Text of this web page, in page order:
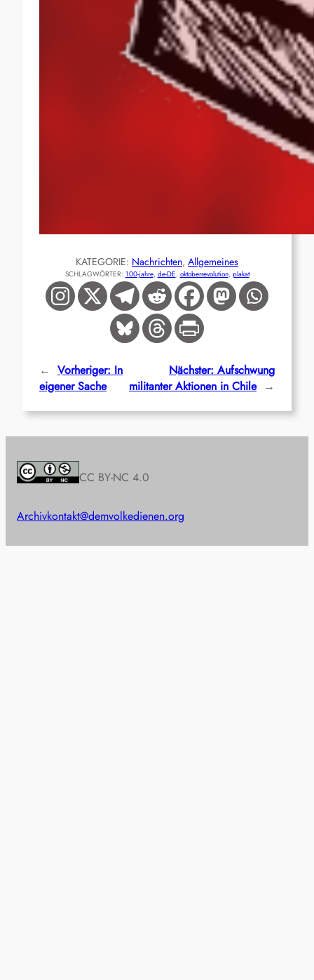
KATEGORIE: Nachrichten, Allgemeines
SCHLAGWÖRTER: 100-jahre, de-DE, oktoberrevolution, plakat
← Vorheriger: In
eigener Sache
Nächster: Aufschwung
militanter Aktionen in Chile →
CC BY-NC 4.0
Archivkontakt@demvolkedienen.org